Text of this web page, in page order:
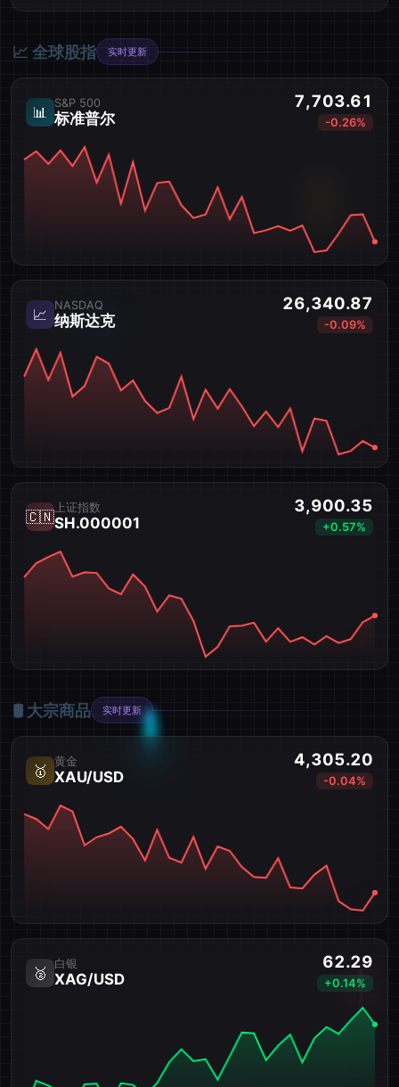
📈 全球股指 实时更新
📊
S&P 500
标准普尔
7,703.61
-0.26%
📈
NASDAQ
纳斯达克
26,340.87
-0.09%
🇨🇳
上证指数
SH.000001
3,900.35
+0.57%
🛢️ 大宗商品 实时更新
🥇
黄金
XAU/USD
4,305.20
-0.04%
🥈
白银
XAG/USD
62.29
+0.14%